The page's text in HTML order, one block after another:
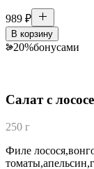
989 ₽
В корзину
20%бонусами
Салат с
250 г
Филе